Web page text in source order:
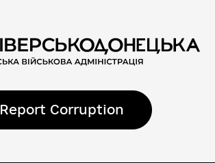
Report Corruption